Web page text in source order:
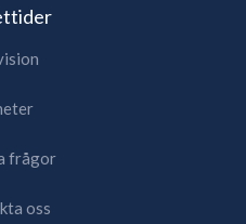
frågor
oss